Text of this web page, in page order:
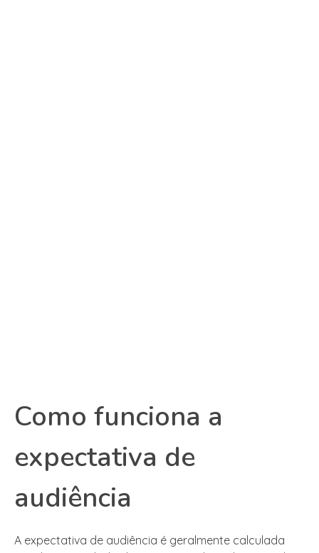
Como funciona a
expectativa de
audiência
A expectativa de audiência é geralmente calculada